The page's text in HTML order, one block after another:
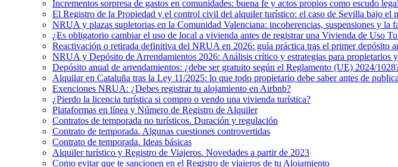
Incrementos sorpresa de gastos en comunidades: buena fe y actos propios como escudo legal
El Registro de la Propiedad y el control civil del alquiler turístico: el caso de Sevilla bajo el
NRUA y plazas supletorias en la Comunidad Valenciana: incoherencias, suspensiones y la
¿Es obligatorio cambiar el uso de local a vivienda antes de registrar una Vivienda de Uso
Reactivación o retirada definitiva del NRUA en 2026: guía práctica tras el primer depósito
NRUA y Depósito de Arrendamientos 2026: Análisis crítico y estrategias para propietarios
Depósito anual de arrendamientos: ¿debe ser gratuito según el Reglamento (UE) 2024/
Alquilar en Cataluña tras la Ley 11/2025: lo que todo propietario debe saber antes de
Exenciones NRUA: ¿Debes registrar tu alojamiento en Airbnb?
¿Pierdo la licencia turística si compro o vendo una vivienda turística?
Plataformas en línea y Número de Registro de Alquiler
Contratos de temporada no turísticos. Duración y regulación
Contrato de temporada. Algunas cuestiones controvertidas
Contrato de temporada. Ideas básicas
Alquiler turístico y Registro de Viajeros. Novedades a partir de 2023
Como evitar que te sancionen en el Registro de viajeros de tu Alojamiento